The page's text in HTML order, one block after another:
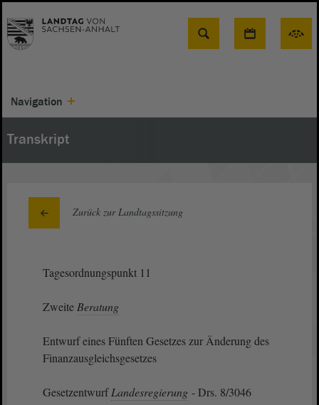
Suche
Navigation
Transkript
Zurück zur Landtagssitzung
Tagesordnungspunkt 11
Zweite Beratung
Entwurf eines Fünften Gesetzes zur Änderung des
Finanzausgleichsgesetzes
GesetzentwurfLandesregierung - Drs. 8/3046